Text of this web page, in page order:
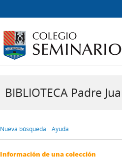
BIBLIOTECA Padre
Nueva búsqueda Ayuda
Información de una colección